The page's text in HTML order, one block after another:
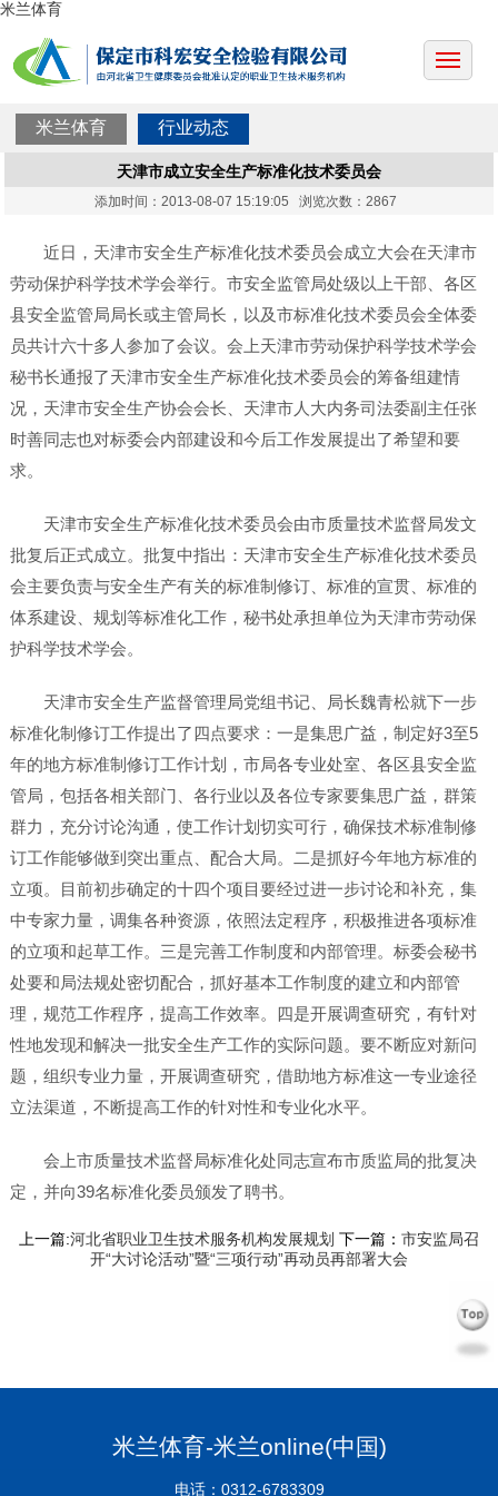
米兰体育
米兰体育 行业动态
天津市成立安全生产标准化技术委员会
添加时间：2013-08-07 15:19:05 浏览次数：2867
近日，天津市安全生产标准化技术委员会成立大会在天津市
劳动保护科学技术学会举行。市安全监管局处级以上干部、各区
县安全监管局局长或主管局长，以及市标准化技术委员会全体委
员共计六十多人参加了会议。会上天津市劳动保护科学技术学会
秘书长通报了天津市安全生产标准化技术委员会的筹备组建情
况，天津市安全生产协会会长、天津市人大内务司法委副主任张
时善同志也对标委会内部建设和今后工作发展提出了希望和要
求。
天津市安全生产标准化技术委员会由市质量技术监督局发文
批复后正式成立。批复中指出：天津市安全生产标准化技术委员
会主要负责与安全生产有关的标准制修订、标准的宣贯、标准的
体系建设、规划等标准化工作，秘书处承担单位为天津市劳动保
护科学技术学会。
天津市安全生产监督管理局党组书记、局长魏青松就下一步
标准化制修订工作提出了四点要求：一是集思广益，制定好3至5
年的地方标准制修订工作计划，市局各专业处室、各区县安全监
管局，包括各相关部门、各行业以及各位专家要集思广益，群策
群力，充分讨论沟通，使工作计划切实可行，确保技术标准制修
订工作能够做到突出重点、配合大局。二是抓好今年地方标准的
立项。目前初步确定的十四个项目要经过进一步讨论和补充，集
中专家力量，调集各种资源，依照法定程序，积极推进各项标准
的立项和起草工作。三是完善工作制度和内部管理。标委会秘书
处要和局法规处密切配合，抓好基本工作制度的建立和内部管
理，规范工作程序，提高工作效率。四是开展调查研究，有针对
性地发现和解决一批安全生产工作的实际问题。要不断应对新问
题，组织专业力量，开展调查研究，借助地方标准这一专业途径
立法渠道，不断提高工作的针对性和专业化水平。
会上市质量技术监督局标准化处同志宣布市质监局的批复决
定，并向39名标准化委员颁发了聘书。
上一篇:河北省职业卫生技术服务机构发展规划 下一篇： 市安监局召
开“大讨论活动”暨“三项行动”再动员再部署大会
米兰体育-米兰online(中国)
电话：0312-6783309